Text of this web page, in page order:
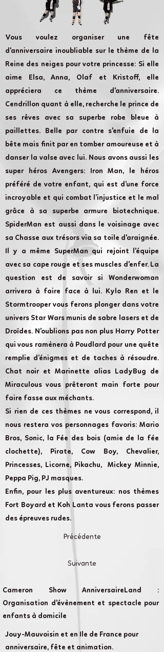
Vous voulez organiser une fête
d'anniversaire inoubliable sur le thème de la
Reine des neiges pour votre princesse: Si elle
aime Elsa, Anna, Olaf et Kristoff, elle
appréciera ce thème d'anniversaire.
Cendrillon quant à elle, recherche le prince de
ses rêves avec sa superbe robe bleue à
paillettes. Belle par contre s'enfuie de la
bête mais finit par en tomber amoureuse et à
danser la valse avec lui. Nous avons aussi les
super héros Avengers: Iron Man, le héros
préféré de votre enfant, qui est d’une force
incroyable et qui combat l’injustice et le mal
grâce à sa superbe armure biotechnique.
SpiderMan est aussi dans le voisinage avec
sa Chasse aux trésors via sa toile d'araignée.
Il y a même SuperMan qui rejoint l'équipe
avec sa cape rouge et ses muscles d'enfer. La
question est de savoir si Wonderwoman
arrivera à faire face à lui. Kylo Ren et le
Stormtrooper vous ferons plonger dans votre
univers Star Wars munis de sabre lasers et de
Droïdes. N'oublions pas non plus Harry Potter
qui vous ramènera à Poudlard pour une quête
remplie d’énigmes et de taches à résoudre.
Chat noir et Marinette alias LadyBug de
Miraculous vous prêteront main forte pour
faire fasse aux méchants.
Si rien de ces thèmes ne vous correspond, il
nous restera vos personnages favoris: Mario
Bros, Sonic, la Fée des bois (amie de la fée
clochette), Pirate, Cow Boy, Chevalier,
Princesses, Licorne, Pikachu, Mickey Minnie,
Peppa Pig, PJ masques.
Enfin, pour les plus aventureux: nos thèmes
Fort Boyard et Koh Lanta vous ferons passer
des épreuves rudes.
Précédente
Suivante
Cameron Show AnniversaireLand :
Organisation d'évènement et spectacle pour
enfants à domicile
Jouy-Mauvoisin et en Ile de France pour
anniversaire, fête et animation.